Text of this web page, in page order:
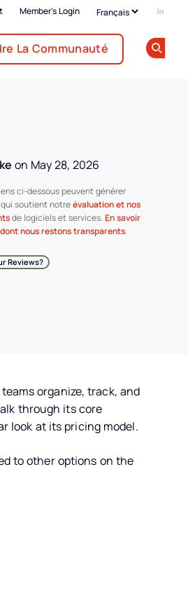
Member's Login
Add
La Communauté
on May 28, 2026
ci-dessous peuvent générer
soutient notre évaluation et nos
de logiciels et services. En savoir
nous restons transparents.
Reviews?
organize, track, and
through its core
look at its pricing model.
to other options on the